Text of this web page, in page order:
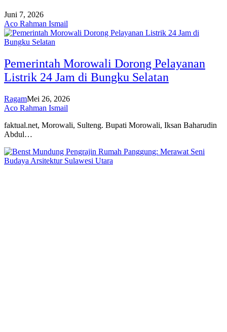
Juni 7, 2026
Aco Rahman Ismail
Pemerintah Morowali Dorong Pelayanan
Listrik 24 Jam di Bungku Selatan
RagamMei 26, 2026
Aco Rahman Ismail
faktual.net, Morowali, Sulteng. Bupati Morowali, Iksan Baharudin
Abdul…